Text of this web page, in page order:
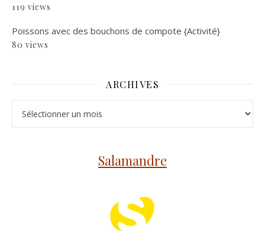
119 views
Poissons avec des bouchons de compote {Activité}
80 views
ARCHIVES
Salamandre